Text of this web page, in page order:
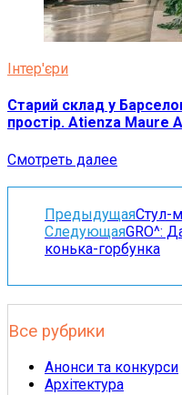
Інтер'єри
Старий склад у
простір. Atienza Maure
Смотреть далее
ПредыдущаяСтул-
СледующаяGRO^:
конька-горбунка
Все рубрики
Анонси та конкурси
Архітектура